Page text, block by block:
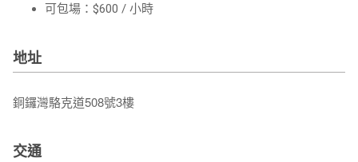
可包場：$600 / 小時
地址
銅鑼灣駱克道508號3樓
交通